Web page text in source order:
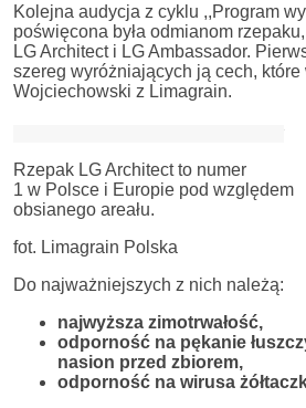
Kolejna audycja z cyklu ,,Program
poświęcona była odmianom
LG Architect i LG Ambassador.
szereg wyróżniających ją cech, które
Wojciechowski z Limagrain.
Rzepak LG Architect to numer
1 w Polsce i Europie pod względem
obsianego areału.
fot. Limagrain Polska
Do najważniejszych z nich należą:
najwyższa zimotrwałość,
odporność na pękanie
nasion przed zbiorem,
odporność na wirusa